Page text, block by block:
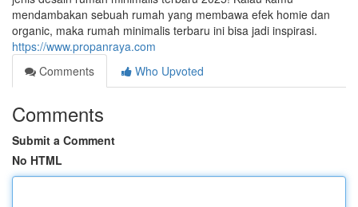
mendambakan sebuah rumah yang membawa efek homie dan
organic, maka rumah minimalis terbaru ini bisa jadi inspirasi.
https://www.propanraya.com
Comments
Who Upvoted
Comments
Submit a Comment
No HTML